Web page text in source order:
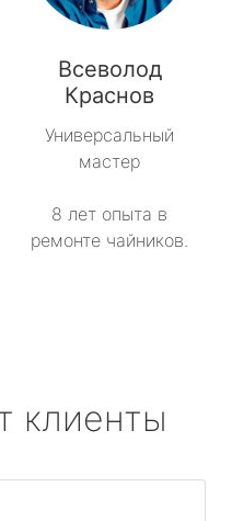
Всеволод
Краснов
Универсальный
мастер
8 лет опыта в
ремонте чайников.
клиенты